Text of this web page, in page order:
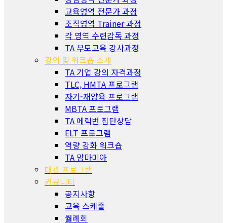
교육영역 전문가 과정
조직영역 Trainer 과정
각 영역 수련감독 과정
TA 부모교육 강사과정
강의 및 워크숍 소개
TA 기업 강의 자격과정
TLC, HMTA 프로그램
자기-재양육 프로그램
MBTA 프로그램
TA 에릭번 집단상담
ELT 프로그램
역량 강화 워크숍
TA 맘마미아
대관 프로그램
커뮤니티
공지사항
교육 스케줄
월례회